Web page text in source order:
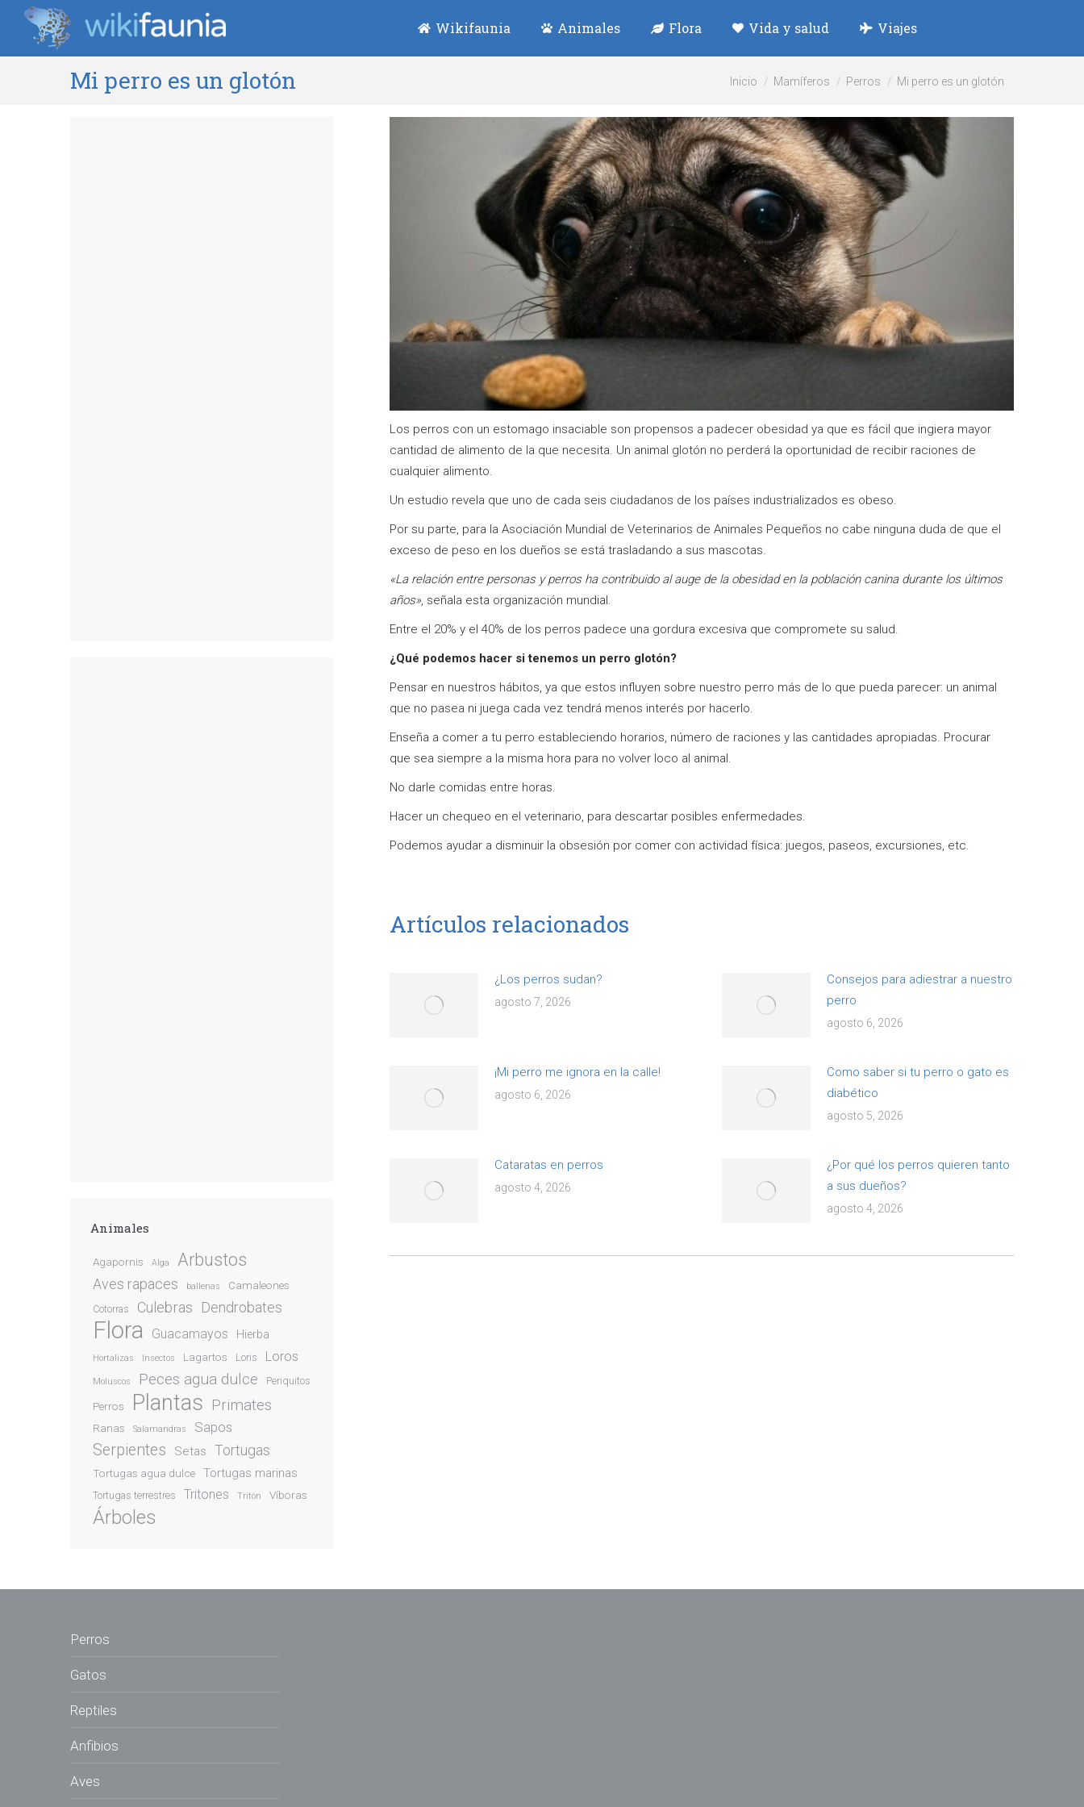
Wikifaunia Animales Flora Vida y salud Viajes
Mi perro es un glotón Estás aquí:
Inicio Mamíferos Perros Mi perro es un glotón
Los perros con un estomago insaciable son propensos a padecer obesidad ya que es fácil que ingiera mayor
cantidad de alimento de la que necesita. Un animal glotón no perderá la oportunidad de recibir raciones de
cualquier alimento.
Un estudio revela que uno de cada seis ciudadanos de los países industrializados es obeso.
Por su parte, para la Asociación Mundial de Veterinarios de Animales Pequeños no cabe ninguna duda de que el
exceso de peso en los dueños se está trasladando a sus mascotas.
«La relación entre personas y perros ha contribuido al auge de la obesidad en la población canina durante los últimos
años», señala esta organización mundial.
Entre el 20% y el 40% de los perros padece una gordura excesiva que compromete su salud.
¿Qué podemos hacer si tenemos un perro glotón?
Pensar en nuestros hábitos, ya que estos influyen sobre nuestro perro más de lo que pueda parecer: un animal
que no pasea ni juega cada vez tendrá menos interés por hacerlo.
Enseña a comer a tu perro estableciendo horarios, número de raciones y las cantidades apropiadas. Procurar
que sea siempre a la misma hora para no volver loco al animal.
No darle comidas entre horas.
Hacer un chequeo en el veterinario, para descartar posibles enfermedades.
Podemos ayudar a disminuir la obsesión por comer con actividad física: juegos, paseos, excursiones, etc.
Artículos relacionados
¿Los perros sudan?
agosto 7, 2026
Consejos para adiestrar a nuestro
perro
agosto 6, 2026
¡Mi perro me ignora en la calle!
agosto 6, 2026
Como saber si tu perro o gato es
diabético
agosto 5, 2026
Cataratas en perros
agosto 4, 2026
¿Por qué los perros quieren tanto
a sus dueños?
agosto 4, 2026
Animales
Agapornis Alga Arbustos
Aves rapaces ballenas Camaleones
Cotorras Culebras Dendrobates
Flora Guacamayos Hierba
Hortalizas Insectos Lagartos Loris Loros
Moluscos Peces agua dulce Periquitos
Perros Plantas Primates
Ranas Salamandras Sapos
Serpientes Setas Tortugas
Tortugas agua dulce Tortugas marinas
Tortugas terrestres Tritones Tritón Víboras
Árboles
Perros
Gatos
Reptiles
Anfibios
Aves